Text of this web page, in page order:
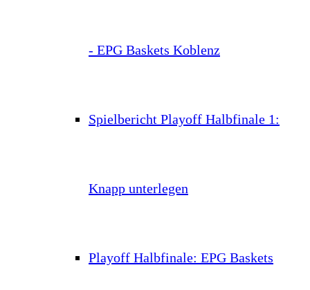
- EPG Baskets Koblenz
Spielbericht Playoff Halbfinale 1:
Knapp unterlegen
Playoff Halbfinale: EPG Baskets